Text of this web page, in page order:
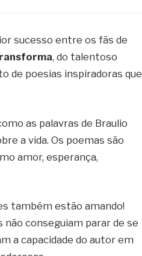
sucesso entre os fãs de
, do talentoso
de poesias inspiradoras que
as palavras de Braulio
a vida. Os poemas são
amor, esperança,
também estão amando!
conseguiam parar de se
a capacidade do autor em